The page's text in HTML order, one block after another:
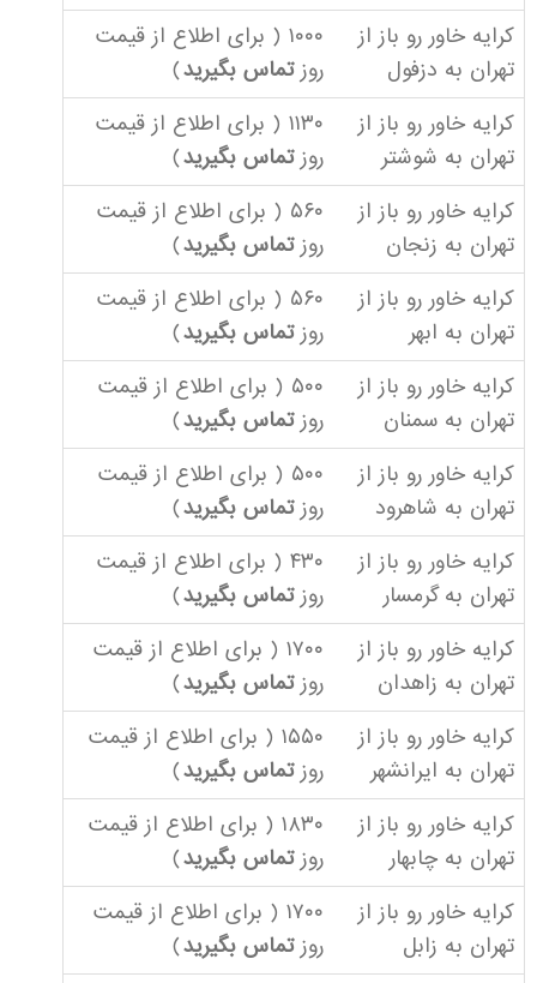
کرایه خاور رو باز از
تهران به دزفول
۱۰۰۰ ( برای اطلاع از قیمت
روزتماس بگیرید)
کرایه خاور رو باز از
تهران به شوشتر
۱۱۳۰ ( برای اطلاع از قیمت
روزتماس بگیرید)
کرایه خاور رو باز از
تهران به زنجان
۵۶۰ ( برای اطلاع از قیمت
روزتماس بگیرید)
کرایه خاور رو باز از
تهران به ابهر
۵۶۰ ( برای اطلاع از قیمت
روزتماس بگیرید)
کرایه خاور رو باز از
تهران به سمنان
۵۰۰ ( برای اطلاع از قیمت
روزتماس بگیرید)
کرایه خاور رو باز از
تهران به شاهرود
۵۰۰ ( برای اطلاع از قیمت
روزتماس بگیرید)
کرایه خاور رو باز از
تهران به گرمسار
۴۳۰ ( برای اطلاع از قیمت
روزتماس بگیرید)
کرایه خاور رو باز از
تهران به زاهدان
۱۷۰۰ ( برای اطلاع از قیمت
روزتماس بگیرید)
کرایه خاور رو باز از
تهران به ایرانشهر
۱۵۵۰ ( برای اطلاع از قیمت
روزتماس بگیرید)
کرایه خاور رو باز از
تهران به چابهار
۱۸۳۰ ( برای اطلاع از قیمت
روزتماس بگیرید)
کرایه خاور رو باز از
تهران به زابل
۱۷۰۰ ( برای اطلاع از قیمت
روزتماس بگیرید)